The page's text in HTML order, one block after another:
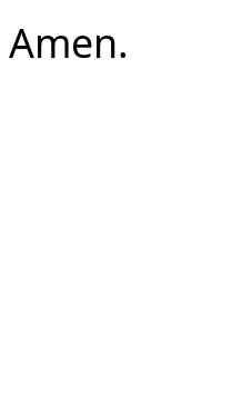
Amen.